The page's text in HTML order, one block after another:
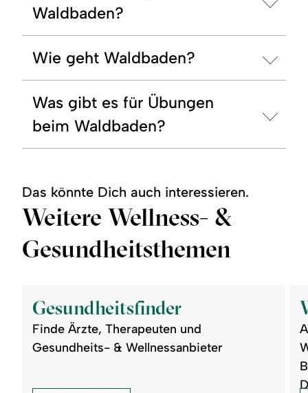
Waldbaden?
Wie geht Waldbaden?
Was gibt es für Übungen
beim Waldbaden?
Das könnte Dich auch interessieren.
Weitere Wellness- &
Gesundheitsthemen
Gesundheitsfinder
Finde Ärzte, Therapeuten und
Gesundheits- & Wellnessanbieter
Gesundheitsfinder
Day
SPA